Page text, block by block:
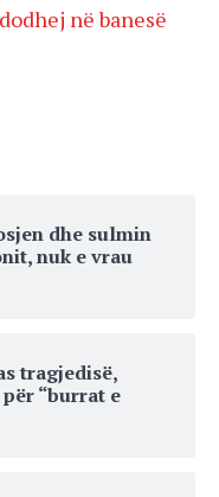
në banesë
dhe sulmin
nuk e vrau
tragjedisë,
“burrat e